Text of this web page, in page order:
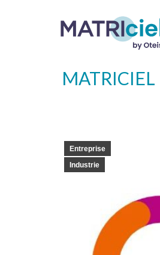
MATRICIEL
Entreprise
Industrie